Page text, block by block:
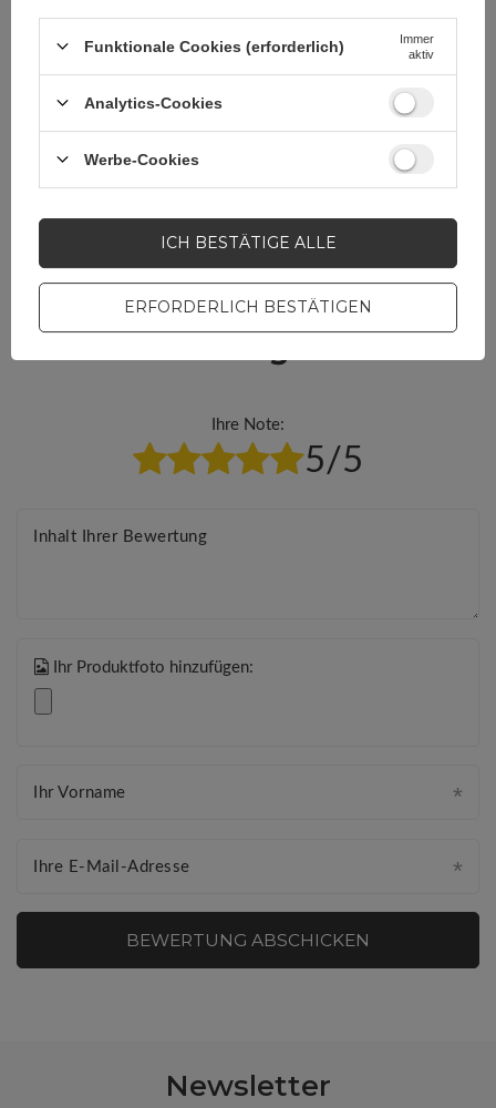
wir werden umgehend
antworten und die
Antworten für andere
veröffentlichen.
STELLE EINE FRAGE
MOBILTELEFONZUBEHÖR
Ihre Note:
5/5
Inhalt Ihrer Bewertung
Ihr Produktfoto hinzufügen:
Ihr Vorname
Ihre E-Mail-Adresse
BEWERTUNG ABSCHICKEN
Newsletter
Funktionale Cookies (erforderlich)
Immer
aktiv
Analytics-Cookies
Werbe-Cookies
ERFORDERLICH BESTÄTIGEN
ICH BESTÄTIGE ALLE